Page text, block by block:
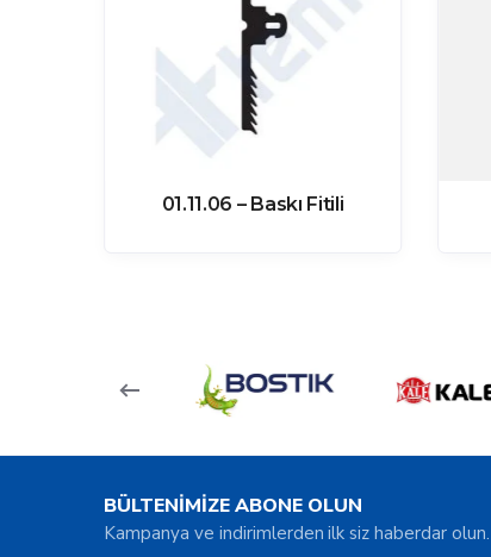
01.11.06 – Baskı Fitili
BÜLTENİMİZE ABONE OLUN
Kampanya ve indirimlerden ilk siz haberdar olun.